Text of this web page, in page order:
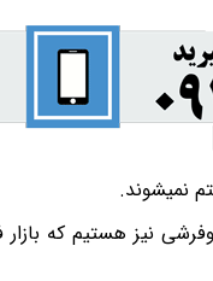
نمیشوند.
نیز هستیم که بازار